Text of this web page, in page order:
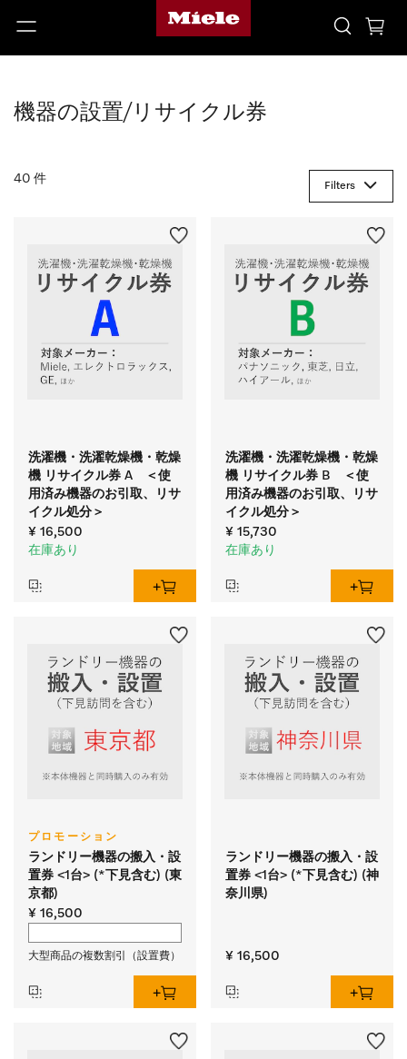
機器の設置/リサイクル券
40 件
Filters
洗濯機・洗濯乾燥機・乾燥
機 リサイクル券 A ＜使
用済み機器のお引取、リサ
イクル処分＞
¥ 16,500
在庫あり
洗濯機・洗濯乾燥機・乾燥
機 リサイクル券 B ＜使
用済み機器のお引取、リサ
イクル処分＞
¥ 15,730
在庫あり
プロモーション
ランドリー機器の搬入・設
置券 <1台> (*下見含む) (東
京都)
¥ 16,500
大型商品の複数割引（設置費）
ランドリー機器の搬入・設
置券 <1台> (*下見含む) (神
奈川県)
¥ 16,500